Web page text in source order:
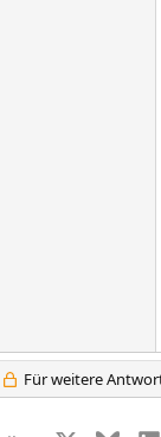
Für weitere